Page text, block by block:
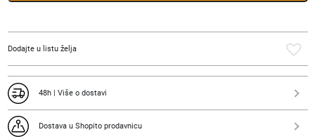
Dodajte u listu želja
48h | Više o dostavi
Dostava u Shopito prodavnicu